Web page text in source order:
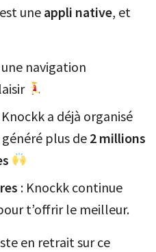
une appli native, et
une navigation
Knockk a déjà organisé
plus de 2 millions
: Knockk continue
t’offrir le meilleur.
en retrait sur ce